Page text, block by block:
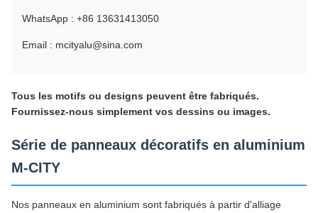
WhatsApp : +86 13631413050
Email : mcityalu@sina.com
Tous les motifs ou designs peuvent être fabriqués.
Fournissez-nous simplement vos dessins ou images.
Série de panneaux décoratifs en aluminium
M-CITY
Nos panneaux en aluminium sont fabriqués à partir d'alliage